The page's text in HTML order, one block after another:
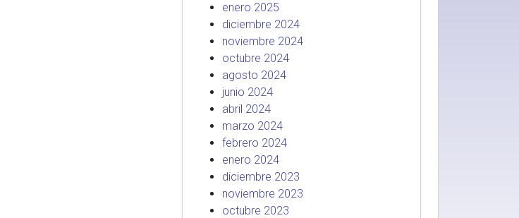
enero 2025
diciembre 2024
noviembre 2024
octubre 2024
agosto 2024
junio 2024
abril 2024
marzo 2024
febrero 2024
enero 2024
diciembre 2023
noviembre 2023
octubre 2023